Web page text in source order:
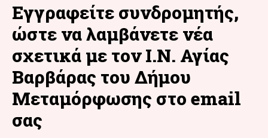
Εγγραφείτε συνδρομητής,
ώστε να λαμβάνετε νέα
σχετικά με τον Ι.Ν. Αγίας
Βαρβάρας του Δήμου
Μεταμόρφωσης στο email
σας